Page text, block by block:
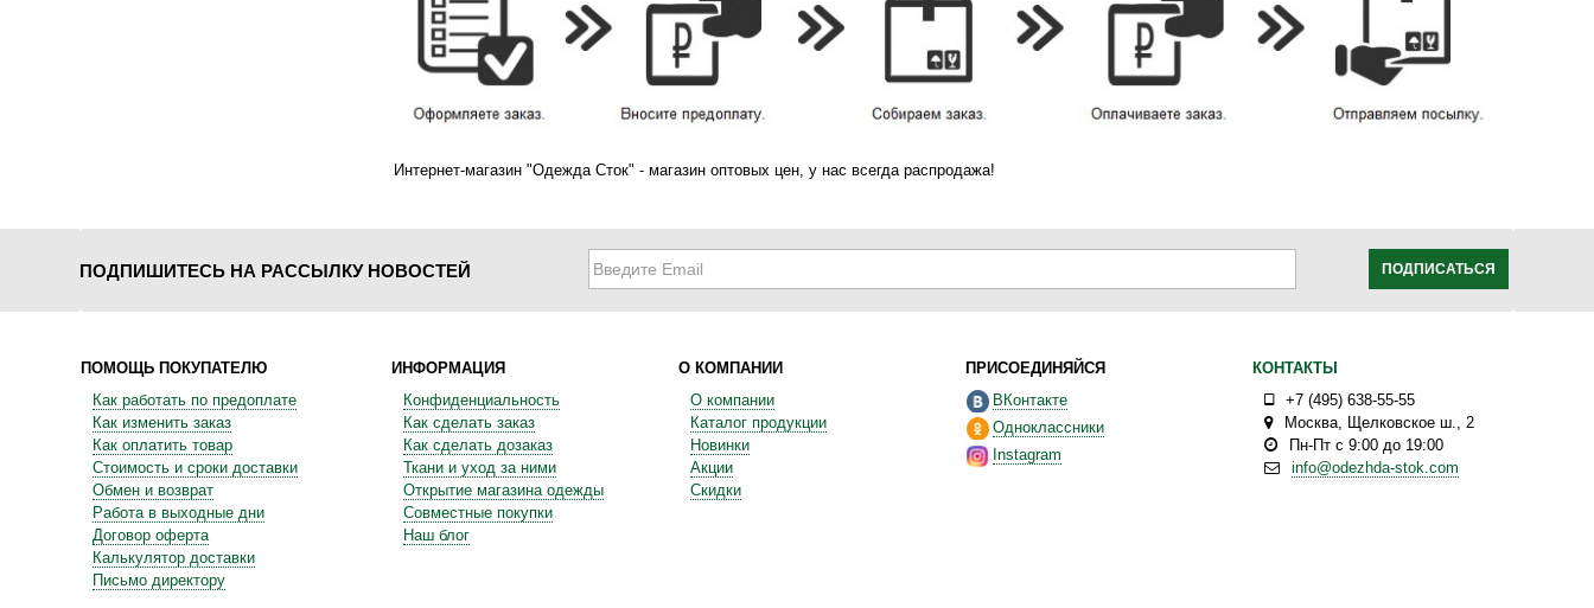
Интернет-магазин "Одежда Сток" - магазин оптовых цен, у нас всегда распродажа!
ПОДПИШИТЕСЬ НА РАССЫЛКУ НОВОСТЕЙ ПОДПИСАТЬСЯ
ПОМОЩЬ ПОКУПАТЕЛЮ
Как работать по предоплате
Как изменить заказ
Как оплатить товар
Стоимость и сроки доставки
Обмен и возврат
Работа в выходные дни
Договор оферта
Калькулятор доставки
Письмо директору
ИНФОРМАЦИЯ
Конфиденциальность
Как сделать заказ
Как сделать дозаказ
Ткани и уход за ними
Открытие магазина одежды
Совместные покупки
Наш блог
О КОМПАНИИ
О компании
Каталог продукции
Новинки
Акции
Скидки
ПРИСОЕДИНЯЙСЯ
ВКонтакте
Одноклассники
Instagram
КОНТАКТЫ
+7 (495) 638-55-55
Москва
Щелковское ш., 2
Пн-Пт с 9:00 до 19:00
info@odezhda-stok.com